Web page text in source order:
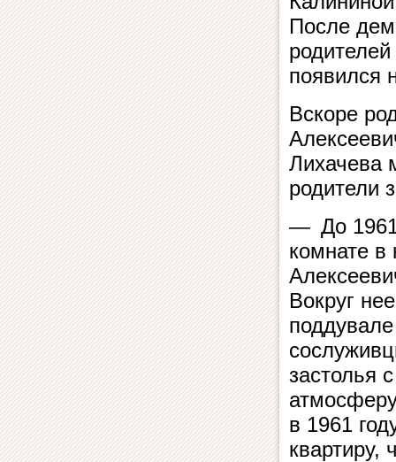
После
появился
Вскоре
Лихачева
родители
— До 1961
комнате
Вокруг
застолья
в 1961
квартиру,